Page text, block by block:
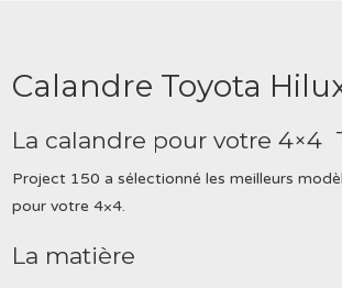
Calandre Toyota
La calandre pour votre 4×4
Project 150 a sélectionné les meilleurs
pour votre 4×4.
La matière